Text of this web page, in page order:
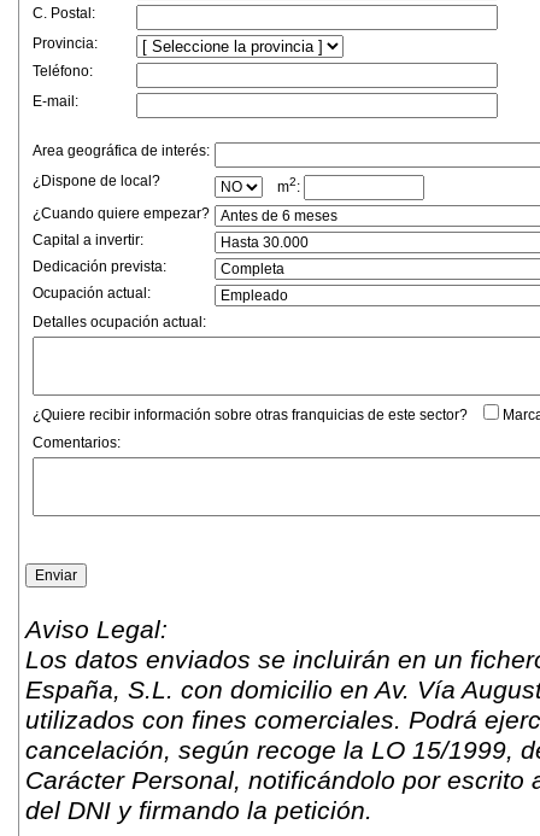
C. Postal:
Provincia:
Teléfono:
E-mail:
Area geográfica de interés:
¿Dispone de local?
m2:
¿Cuando quiere empezar?
Capital a invertir:
Dedicación prevista:
Ocupación actual:
Detalles ocupación actual:
¿Quiere recibir información sobre otras franquicias de este sector?
Comentarios:
Aviso Legal:
Los datos enviados se incluirán en un
España, S.L. con domicilio en Av. Vía
utilizados con fines comerciales. Podrá
cancelación, según recoge la LO 15/1999,
Carácter Personal, notificándolo por
del DNI y firmando la petición.